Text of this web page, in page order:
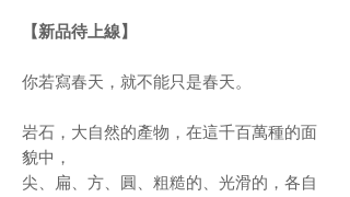
【新品待上線】
你若寫春天，就不能只是春天。
岩石，大自然的產物，在這千百萬種的面
貌中，
尖、扁、方、圓、粗糙的、光滑的，各自